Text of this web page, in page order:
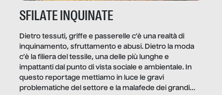
SFILATE INQUINATE
Dietro tessuti, griffe e passerelle c’è una realtà di
inquinamento, sfruttamento e abusi. Dietro la moda
c’è la filiera del tessile, una delle più lunghe e
impattanti dal punto di vista sociale e ambientale. In
questo reportage mettiamo in luce le gravi
problematiche del settore e la malafede dei grandi